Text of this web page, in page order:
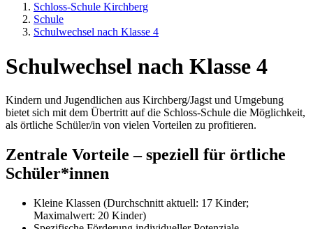
Schloss-Schule Kirchberg
Schule
Schulwechsel nach Klasse 4
Schulwechsel nach Klasse 4
Kindern und Jugendlichen aus Kirchberg/Jagst und Umgebung
bietet sich mit dem Übertritt auf die Schloss-Schule die Möglichkeit,
als örtliche Schüler/in von vielen Vorteilen zu profitieren.
Zentrale Vorteile – speziell für örtliche
Schüler*innen
Kleine Klassen (Durchschnitt aktuell: 17 Kinder;
Maximalwert: 20 Kinder)